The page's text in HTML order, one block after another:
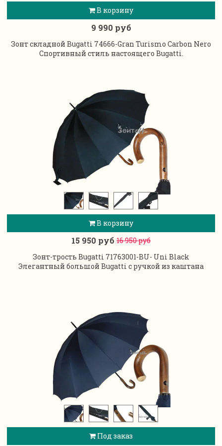
В корзину
9 990 руб
Зонт складной Bugatti 74666-Gran Turismo Carbon Nero
Спортивный стиль настоящего Bugatti.
В корзину
15 950 руб 16 950 руб
Зонт-трость Bugatti 71763001-BU- Uni Black
Элегантный большой Bugatti с ручкой из каштана
Под заказ